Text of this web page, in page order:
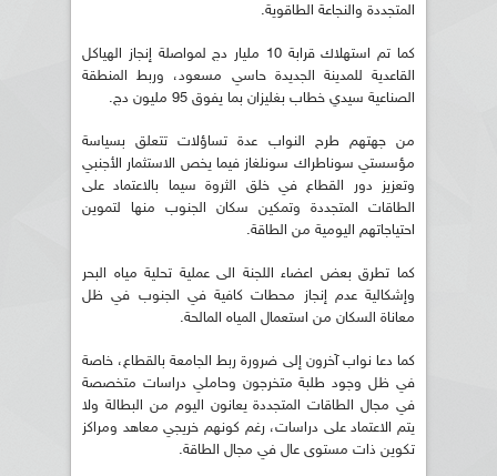
المتجددة والنجاعة الطاقوية.
كما تم استهلاك قرابة 10 مليار دج لمواصلة إنجاز الهياكل
القاعدية للمدينة الجديدة حاسي مسعود، وربط المنطقة
الصناعية سيدي خطاب بغليزان بما يفوق 95 مليون دج.
من جهتهم طرح النواب عدة تساؤلات تتعلق بسياسة
مؤسستي سوناطراك سونلغاز فيما يخص الاستثمار الأجنبي
وتعزيز دور القطاع في خلق الثروة سيما بالاعتماد على
الطاقات المتجددة وتمكين سكان الجنوب منها لتموين
احتياجاتهم اليومية من الطاقة.
كما تطرق بعض اعضاء اللجنة الى عملية تحلية مياه البحر
وإشكالية عدم إنجاز محطات كافية في الجنوب في ظل
معاناة السكان من استعمال المياه المالحة.
كما دعا نواب آخرون إلى ضرورة ربط الجامعة بالقطاع، خاصة
في ظل وجود طلبة متخرجون وحاملي دراسات متخصصة
في مجال الطاقات المتجددة يعانون اليوم من البطالة ولا
يتم الاعتماد على دراسات، رغم كونهم خريجي معاهد ومراكز
تكوين ذات مستوى عال في مجال الطاقة.